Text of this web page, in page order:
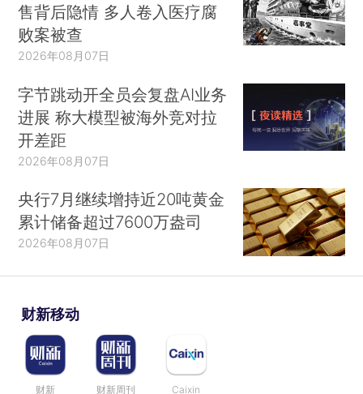
售背后隐情 多人卷入医疗腐
败案被查
2026年08月07日
字节跳动开全员会复盘AI业务
进展 称大模型被海外竞对拉
开差距
2026年08月07日
央行7月继续增持近20吨黄金
累计储备超过7600万盎司
2026年08月07日
财新移动
财新 财新周刊 Caixin